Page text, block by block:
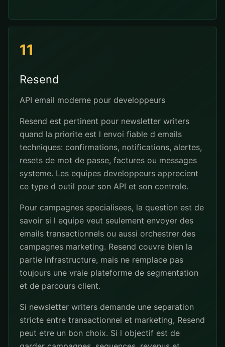
11
Resend
API email moderne pour developpeurs
Resend est pertinent pour newsletter writers
quand la priorite est l envoi fiable d emails
techniques: confirmations, notifications, alertes,
resets de mot de passe, factures ou messages
systeme. Les equipes developpeurs apprecient
ce type d outil pour son API et son controle.
Pour campagnes specialisees, la question est de
savoir si l equipe veut seulement envoyer des
emails transactionnels ou aussi orchestrer des
campagnes marketing. Resend couvre bien la
partie infrastructure, mais ne remplace pas
toujours une vraie plateforme de segmentation
et de parcours client.
Si newsletter writers demande une separation
stricte entre transactionnel et marketing, Resend
peut etre un bon choix. Si l objectif est de